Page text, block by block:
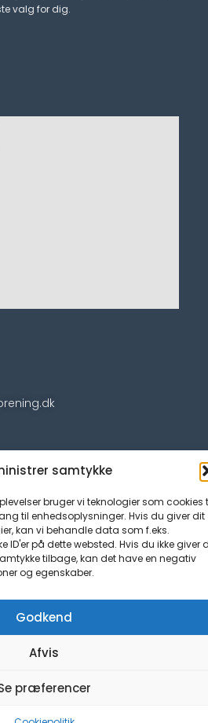
samtykke
bruger vi teknologier som cookies
til enhedsoplysninger. Hvis du giver dit
kan vi behandle data som f.eks.
på dette websted. Hvis du ikke giver
tilbage, kan det have en negativ
og egenskaber.
Godkend
Afvis
præferencer
valg for dig.
fagforening.dk